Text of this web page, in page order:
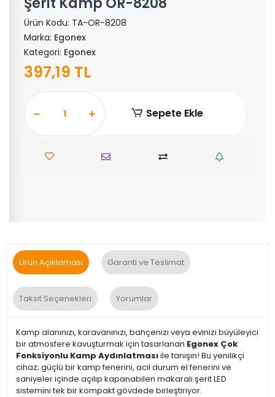
Ürün Kodu: TA-OR-8208
Marka: Egonex
Kategori: Egonex
397,19 TL
Sepete Ekle
Ürün Açıklaması Garanti ve Teslimat
Taksit Seçenekleri Yorumlar
Kamp alanınızı, karavanınızı, bahçenizi veya evinizi büyüleyici
bir atmosfere kavuşturmak için tasarlanan Egonex Çok
Fonksiyonlu Kamp Aydınlatmasıile tanışın! Bu yenilikçi
cihaz; güçlü bir kamp fenerini, acil durum el fenerini ve
saniyeler içinde açılıp kapanabilen makaralı şerit LED
sistemini tek bir kompakt gövdede birleştiriyor.